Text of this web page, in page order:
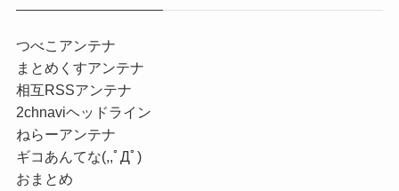
つべこアンテナ
まとめくすアンテナ
相互RSSアンテナ
2chnaviヘッドライン
ねらーアンテナ
ギコあんてな(,,ﾟДﾟ)
おまとめ